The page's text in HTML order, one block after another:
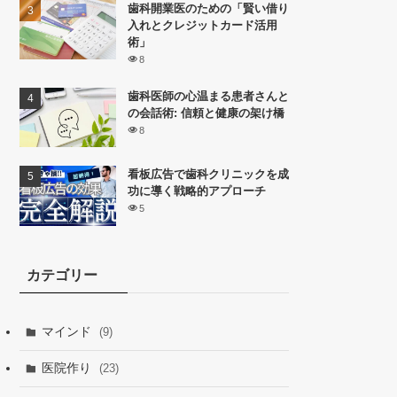
歯科開業医のための「賢い借り
入れとクレジットカード活用
術」
8
歯科医師の心温まる患者さんと
の会話術: 信頼と健康の架け橋
8
看板広告で歯科クリニックを成
功に導く戦略的アプローチ
5
カテゴリー
マインド (9)
医院作り (23)